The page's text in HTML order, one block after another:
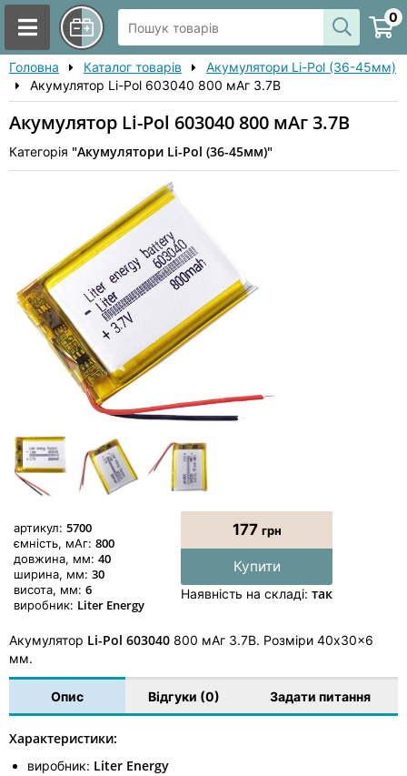
0
Головна Каталог товарів
Акумулятори Li-Pol (36-45мм)
Акумулятор Li-Pol 603040 800 мАг 3.7В
Акумулятор Li-Pol 603040 800 мАг 3.7В
Категорія "Акумулятори Li-Pol (36-45мм)"
артикул: 5700
ємність, мАг: 800
довжина, мм: 40
ширина, мм: 30
висота, мм: 6
виробник: Liter Energy
177 грн
Купити
Наявність на складі: так
Акумулятор Li-Pol 603040 800 мАг 3.7В. Розміри 40x30x6
мм.
Опис Відгуки (0) Задати питання
Характеристики:
виробник: Liter Energy